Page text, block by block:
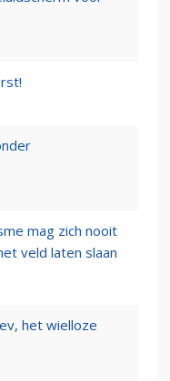
mag zich nooit
veld laten slaan
het wielloze